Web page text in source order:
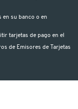
en su banco o en
tarjetas de pago en el
de Emisores de Tarjetas